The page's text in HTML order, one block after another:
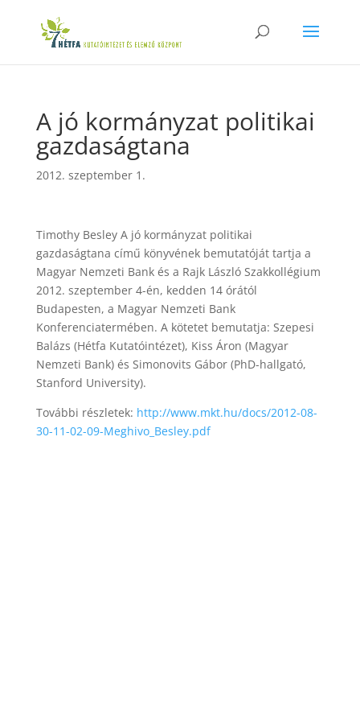
A jó kormányzat politikai
gazdaságtana
2012. szeptember 1.
Timothy Besley A jó kormányzat politikai
gazdaságtana című könyvének bemutatóját tartja a
Magyar Nemzeti Bank és a Rajk László Szakkollégium
2012. szeptember 4-én, kedden 14 órától
Budapesten, a Magyar Nemzeti Bank
Konferenciatermében. A kötetet bemutatja: Szepesi
Balázs (Hétfa Kutatóintézet), Kiss Áron (Magyar
Nemzeti Bank) és Simonovits Gábor (PhD-hallgató,
Stanford University).
További részletek: http://www.mkt.hu/docs/2012-08-
30-11-02-09-Meghivo_Besley.pdf